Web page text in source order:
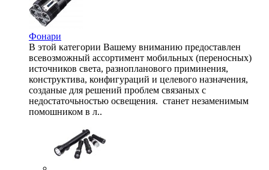
Фонари
В этой категории Вашему вниманию предоставлен
всевозможный ассортимент мобильных (переносных)
источников света, разнопланового приминения,
конструктива, конфигураций и целевого назначения,
созданые для решений проблем связаных с
недостаточьностью освещения. станет незаменимым
помошником в л..